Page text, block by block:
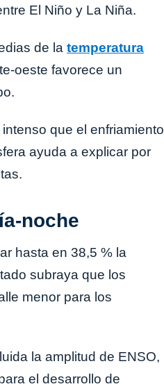
El Niño y La Niña.
de la temperatura
oeste favorece un
que el enfriamiento
ayuda a explicar por
noche
hasta en 38,5 % la
subraya que los
menor para los
la amplitud de ENSO,
el desarrollo de